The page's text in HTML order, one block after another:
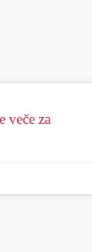
veče za